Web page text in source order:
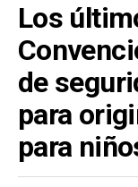
Los
de
para
para